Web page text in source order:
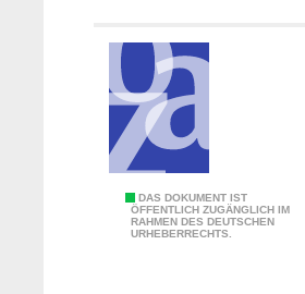
t
e
v
s
I
n
f
DAS DOKUMENT IST
ÖFFENTLICH ZUGÄNGLICH IM
RAHMEN DES DEUTSCHEN
URHEBERRECHTS.